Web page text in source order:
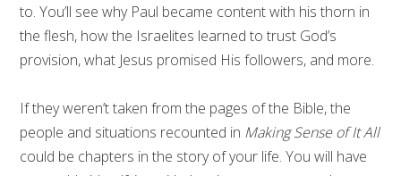
to. You’ll see why Paul became content with his thorn in
the flesh, how the Israelites learned to trust God’s
provision, what Jesus promised His followers, and more.
If they weren’t taken from the pages of the Bible, the
people and situations recounted in Making Sense of It All
could be chapters in the story of your life. You will have